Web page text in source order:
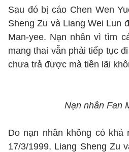
Sau đó bị cáo Chen Wen
Sheng Zu và Liang Wei Lun
Man-yee. Nạn nhân vì tìm
mang thai vẫn phải tiếp tục
chưa trả được mà tiền lãi
Nạn nhân Fan
Do nạn nhân không có khả
17/3/1999, Liang Sheng Zu